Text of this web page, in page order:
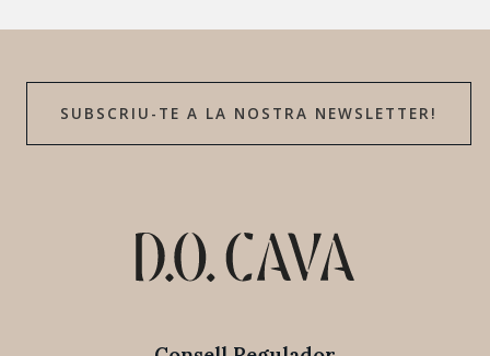
SUBSCRIU-TE A LA NOSTRA NEWSLETTER!